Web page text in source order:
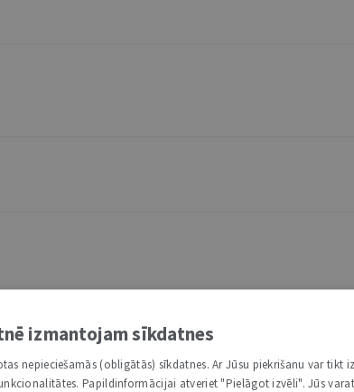
izmantojam sīkdatnes
nepieciešamās (obligātās) sīkdatnes. Ar Jūsu piekrišanu var tikt
Papildinformācijai atveriet "Pielāgot izvēli". Jūs